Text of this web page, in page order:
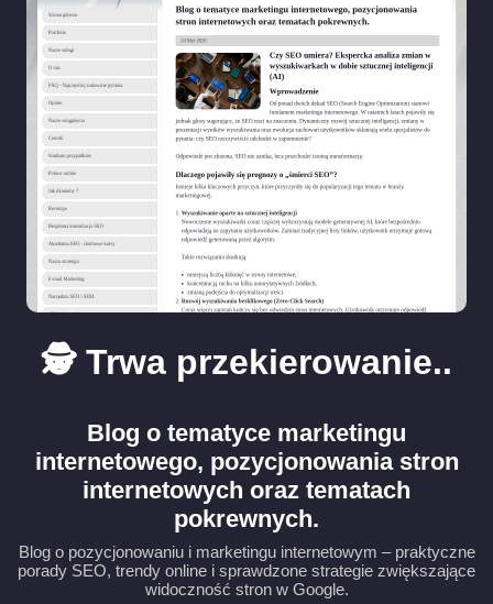
🕵️ Trwa przekierowanie..
Blog o tematyce marketingu
internetowego, pozycjonowania stron
internetowych oraz tematach
pokrewnych.
Blog o pozycjonowaniu i marketingu internetowym – praktyczne
porady SEO, trendy online i sprawdzone strategie zwiększające
widoczność stron w Google.